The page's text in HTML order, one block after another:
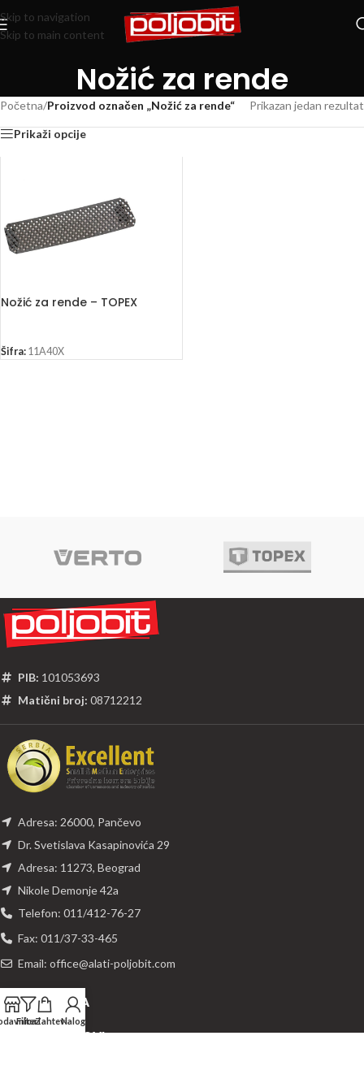
Skip to navigation
Skip to main content
Nožić za rende
Početna/Proizvod označen „Nožić za rende“ Prikazan jedan rezultat
Prikaži opcije
Nožić za rende – TOPEX
Šifra: 11A40X
PIB: 101053693
Matični broj: 08712212
Adresa: 26000, Pančevo
Dr. Svetislava Kasapinovića 29
Adresa: 11273, Beograd
Nikole Demonje 42a
Telefon: 011/412-76-27
Fax: 011/37-33-465
Email: office@alati-poljobit.com
PREUZIMANJA
KORISNI LINKOVI
FilteriZahteviNalog